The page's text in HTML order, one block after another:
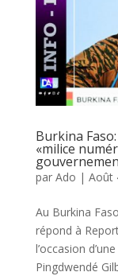
Burkina
«milice
par Ado | Août
Au Burkina
répond à
l’occasion
Pingdwendé